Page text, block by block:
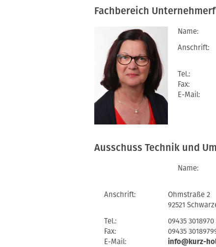
Fachbereich
Name:
Anschrift:
Tel.:
Fax:
E-Mail:
Ausschuss Technik und
Name:
Anschrift:
Ohmstraße 2
92521
Tel.:
09435 3018970
Fax:
09435
E-Mail:
info@kurz-